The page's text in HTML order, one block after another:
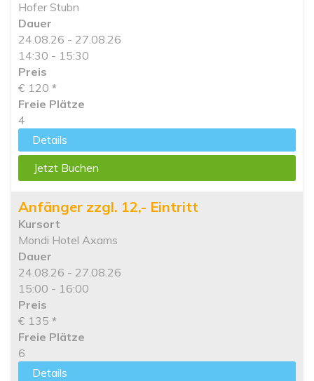
Hofer Stubn
Dauer
24.08.26 - 27.08.26
14:30 - 15:30
Preis
€ 120 *
Freie Plätze
4
Details
Jetzt Buchen
Anfänger zzgl. 12,- Eintritt
Kursort
Mondi Hotel Axams
Dauer
24.08.26 - 27.08.26
15:00 - 16:00
Preis
€ 135 *
Freie Plätze
6
Details